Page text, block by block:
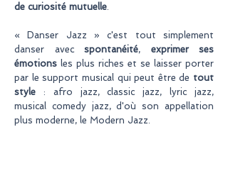
de curiosité mutuelle.
« Danser Jazz » c'est tout simplement
danser avec spontanéité, exprimer ses
émotions les plus riches et se laisser porter
par le support musical qui peut être de tout
style : afro jazz, classic jazz, lyric jazz,
musical comedy jazz, d'où son appellation
plus moderne, le Modern Jazz.